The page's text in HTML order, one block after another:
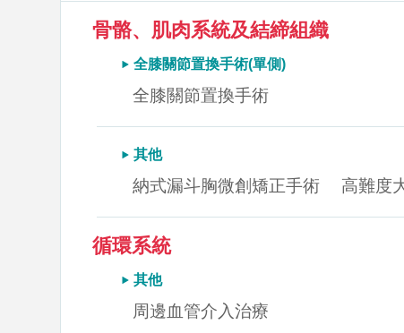
骨骼、肌肉系統及結締組織
全膝關節置換手術(單側)
全膝關節置換手術
其他
納式漏斗胸微創矯正手術 高難度
循環系統
其他
周邊血管介入治療